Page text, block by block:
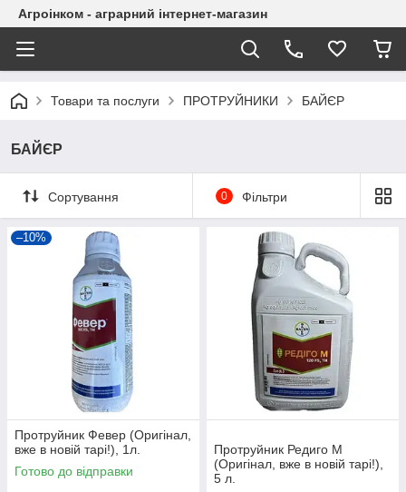
Агроінком - аграрний інтернет-магазин
Товари та послуги ПРОТРУЙНИКИ БАЙЄР
БАЙЄР
Сортування 0 Фільтри
–10%
Протруйник Февер (Оригінал,
вже в новій тарі!), 1л.
Готово до відправки
Протруйник Редиго М
(Оригінал, вже в новій тарі!),
5 л.